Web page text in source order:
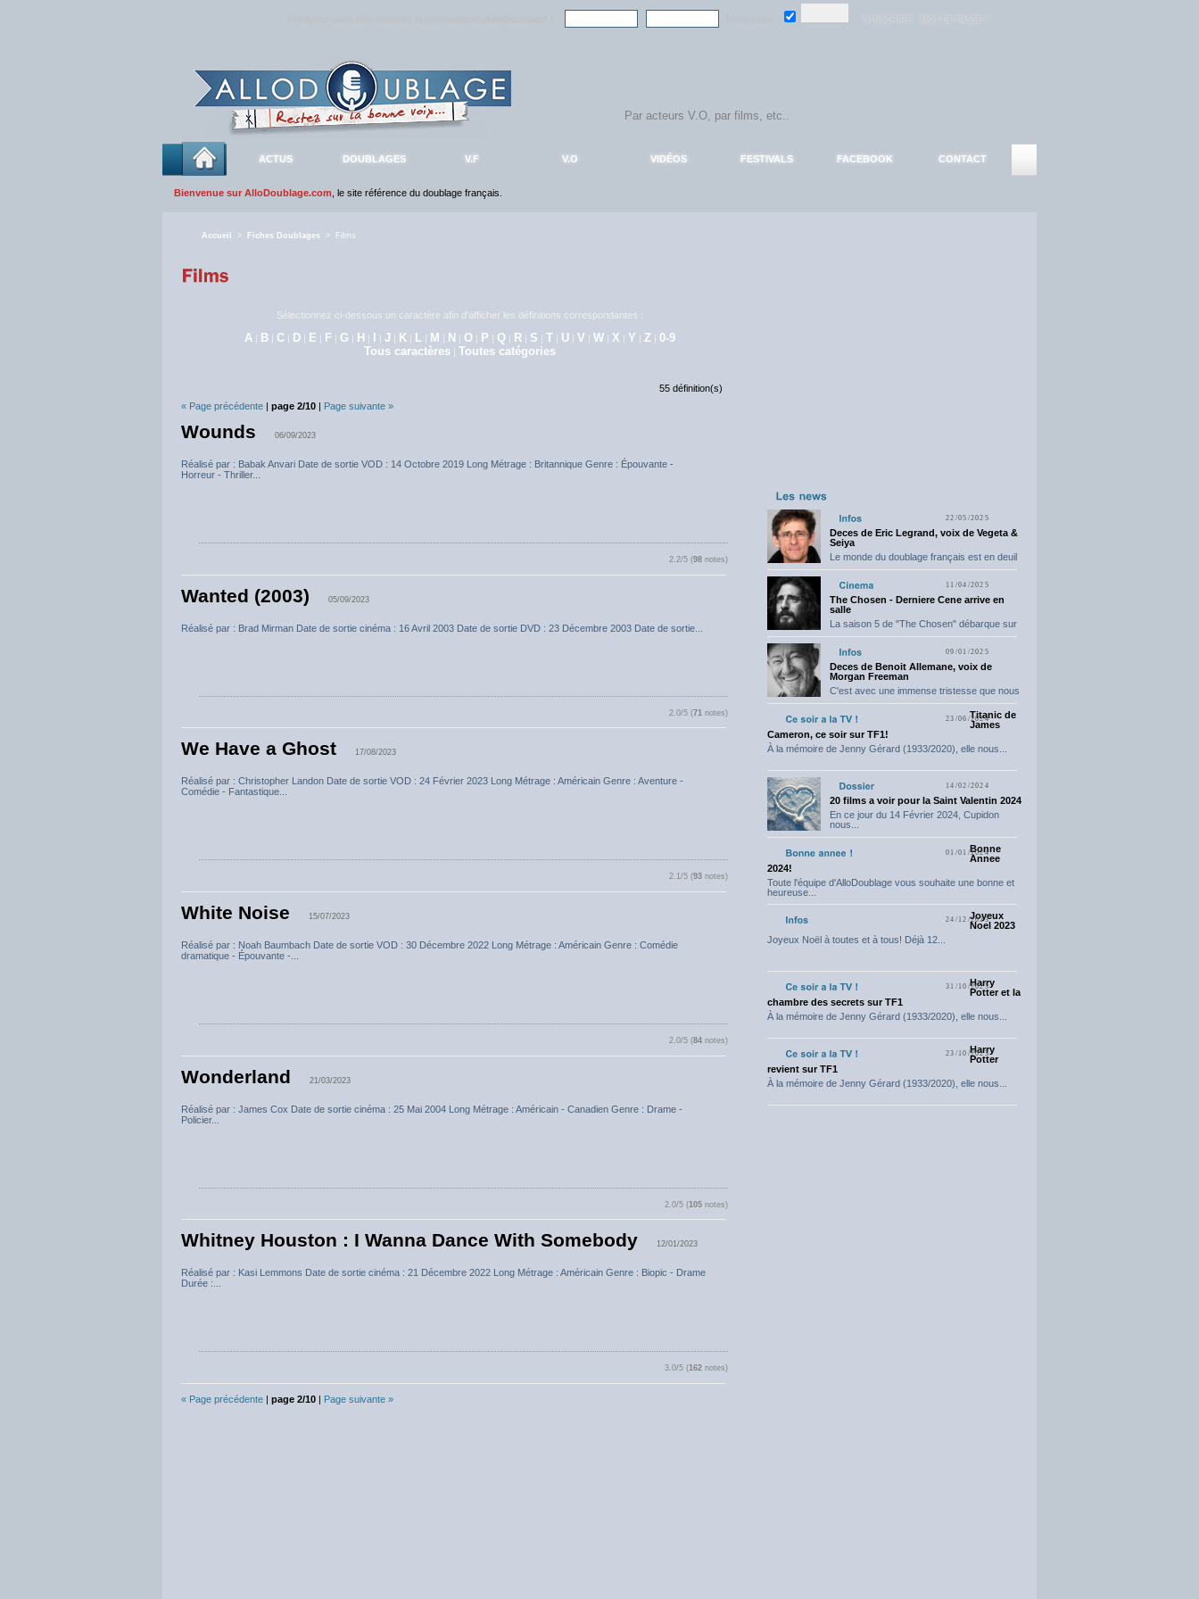
ACTUS DOUBLAGES V.F V.O VIDÉOS FESTIVALS FACEBOOK CONTACT
Bienvenue sur AlloDoublage.com , le site référence du doublage français.
Accueil > Fiches Doublages > Films
Sélectionnez ci-dessous un caractère afin d'afficher les définitions correspondantes :
A | B | C | D | E | F | G | H | I |J | K | L | M | N | O | P | Q | R | S | T | U | V |W | X | Y | Z |0-9
Tous caractères | Toutes catégories
55 définition(s)
« Page précédente | page 2/10 | Page suivante »
Wounds 06/09/2023
Réalisé par : Babak Anvari Date de sortie VOD : 14 Octobre 2019 Long Métrage : Britannique Genre : Épouvante -
Horreur - Thriller...
2.2/5 (98notes)
Wanted (2003) 05/09/2023
Réalisé par : Brad Mirman Date de sortie cinéma : 16 Avril 2003 Date de sortie DVD : 23 Décembre 2003 Date de sortie...
2.0/5 (71 notes)
We Have a Ghost 17/08/2023
Réalisé par : Christopher Landon Date de sortie VOD : 24 Février 2023 Long Métrage : Américain Genre : Aventure -
Comédie - Fantastique...
2.1/5 (93notes)
White Noise 15/07/2023
Réalisé par : Noah Baumbach Date de sortie VOD : 30 Décembre 2022 Long Métrage : Américain Genre : Comédie
dramatique - Épouvante -...
2.0/5 (84notes)
Wonderland 21/03/2023
Réalisé par : James Cox Date de sortie cinéma : 25 Mai 2004 Long Métrage : Américain - Canadien Genre : Drame -
Policier...
2.0/5 (105notes)
Whitney Houston : I Wanna Dance With Somebody 12/01/2023
Réalisé par : Kasi Lemmons Date de sortie cinéma : 21 Décembre 2022 Long Métrage : Américain Genre : Biopic - Drame
Durée :...
3.0/5 (162notes)
« Page précédente | page 2/10 | Page suivante »
22/05/2025
Deces de Eric Legrand, voix de Vegeta &
Seiya
Le monde du doublage français est en deuil
11/04/2025
The Chosen - Derniere Cene arrive en
salle
La saison 5 de "The Chosen" débarque sur
09/01/2025
Deces de Benoit Allemane, voix de
Morgan Freeman
C'est avec une immense tristesse que nous
23/06/2024Titanic de
James
Cameron, ce soir sur TF1!
À la mémoire de Jenny Gérard (1933/2020), elle nous...
14/02/2024
20 films a voir pour la Saint Valentin 2024
En ce jour du 14 Février 2024, Cupidon
nous...
01/01/2024
Bonne
Annee
2024!
Toute l'équipe d'AlloDoublage vous souhaite une bonne et
heureuse...
24/12/2023
Joyeux
Noel 2023
Joyeux Noël à toutes et à tous! Déjà 12...
31/10/2023
Harry
Potter et la
chambre des secrets sur TF1
À la mémoire de Jenny Gérard (1933/2020), elle nous...
23/10/2023
Harry
Potter
revient sur TF1
À la mémoire de Jenny Gérard (1933/2020), elle nous...